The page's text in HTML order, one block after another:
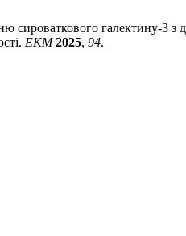
сироваткового галектину-3 з
ЕКМ 2025, 94.